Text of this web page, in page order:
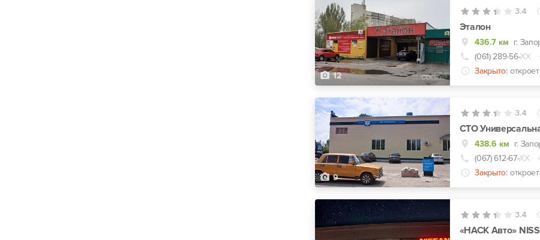
12
3.4
Эталон
436.7 км г.
(061) 289-56-ХХ
Закрыто:
9
3.4
СТО
438.6 км г.
(067) 612-67-ХХ
Закрыто:
3.4
«НАСК Авто»